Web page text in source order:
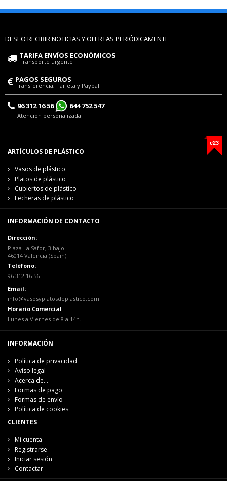
DESEO RECIBIR NOTICIAS Y OFERTAS PERIÓDICAMENTE
TARIFA ENVÍOS ECONÓMICOS
Transporte urgente
PAGOS SEGUROS
Transferencia, Tarjeta y Paypal
96 312 16 56 644 752 547
Atención personalizada
e23
ARTÍCULOS DE PLÁSTICO
Vasos de plástico
Platos de plástico
Cubiertos de plástico
Lecheras de plástico
INFORMACIÓN DE CONTACTO
Dirección:
Plaza La Safor, 3 bajo
46014 Valencia (Spain)
Teléfono:
96 312 16 56
Email:
info@vasosyplatosdeplastico.com
Horario Comercial
Lunes a Viernes de 8 a 14h.
INFORMACIÓN
Política de privacidad
Aviso legal
Acerca de...
Formas de pago
Formas de envío
Política de cookies
CLIENTES
Mi cuenta
Registrarse
Iniciar sesión
Contactar